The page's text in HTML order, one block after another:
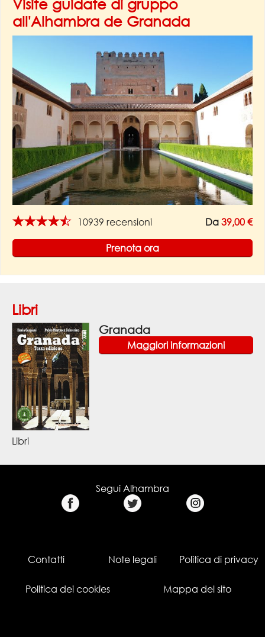
Visite guidate di gruppo
all'Alhambra de Granada
★★★★★ 10939 recensioni Da 39,00 €
Prenota ora
Libri
Granada
Maggiori informazioni
Libri
Segui Alhambra
Contatti Note legali Politica di privacy
Politica dei cookies Mappa del sito